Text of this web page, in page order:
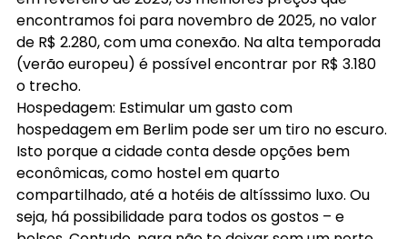
encontramos foi para novembro de 2025, no valor
de R$ 2.280, com uma conexão. Na alta temporada
(verão europeu) é possível encontrar por R$ 3.180
o trecho.
Hospedagem: Estimular um gasto com
hospedagem em Berlim pode ser um tiro no escuro.
Isto porque a cidade conta desde opções bem
econômicas, como hostel em quarto
compartilhado, até a hotéis de altísssimo luxo. Ou
seja, há possibilidade para todos os gostos – e